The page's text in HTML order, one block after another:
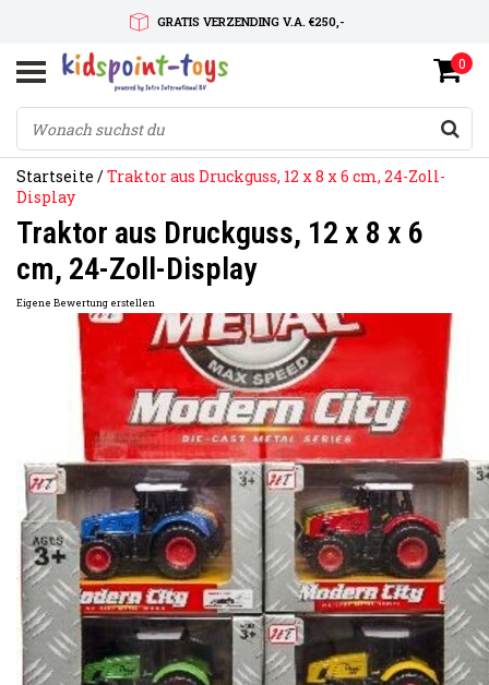
GRATIS VERZENDING V.A. €250,-
SNELLE LEVERTIJD
SERVICE OP MAAT
0
Startseite /Traktor aus Druckguss, 12 x 8 x 6 cm, 24-Zoll-
Display
Traktor aus Druckguss, 12 x 8 x 6
cm, 24-Zoll-Display
Eigene Bewertung erstellen